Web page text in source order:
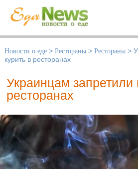
Новости о еде > Рестораны > Рестораны >
курить в ресторанах
Украинцам запретили
ресторанах